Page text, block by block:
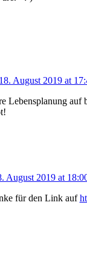
18. August 2019 at
Lebensplanung
August 2019 at
für den Link auf